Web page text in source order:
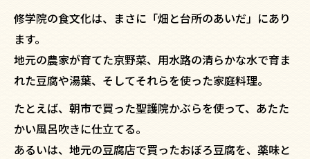
修学院の食文化は、まさに「畑と台所のあいだ」にあり
ます。
地元の農家が育てた京野菜、用水路の清らかな水で育ま
れた豆腐や湯葉、そしてそれらを使った家庭料理。
たとえば、朝市で買った聖護院かぶらを使って、あたた
かい風呂吹きに仕立てる。
あるいは、地元の豆腐店で買ったおぼろ豆腐を、薬味と